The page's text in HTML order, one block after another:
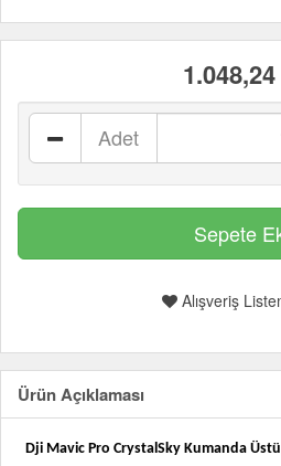
Adet
Alışveriş
Ürün Açıklaması
Dji Mavic Pro CrystalSky Kumanda